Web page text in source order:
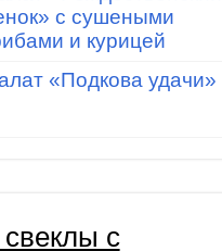
с сушеными
и курицей
«Подкова удачи»
с